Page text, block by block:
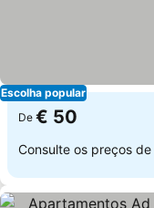
Escolha popular
De € 50
Consulte os preços de